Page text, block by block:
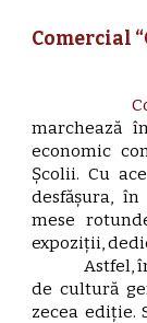
Ziua
Comercial
marchează
economic
Școlii. Cu
desfășura,
mese
expoziții,
Astfel,
de cultură
zecea ediție.